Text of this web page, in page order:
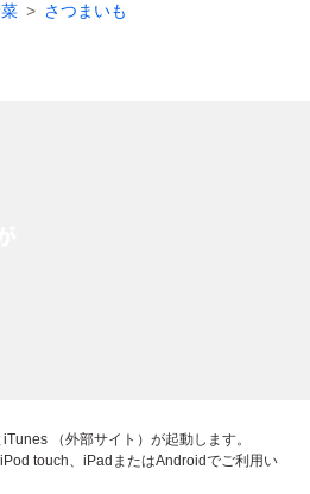
さつまいも
（外部サイト）が起動します。
touch、iPadまたはAndroidでご利用い